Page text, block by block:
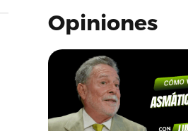
Opiniones